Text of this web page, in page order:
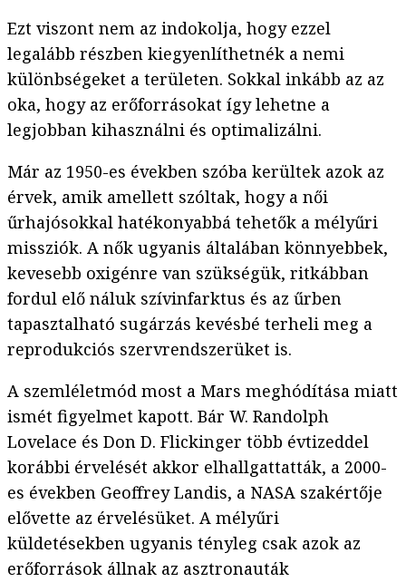
Ezt viszont nem az indokolja, hogy ezzel
legalább részben kiegyenlíthetnék a nemi
különbségeket a területen. Sokkal inkább az az
oka, hogy az erőforrásokat így lehetne a
legjobban kihasználni és optimalizálni.
Már az 1950-es években szóba kerültek azok az
érvek, amik amellett szóltak, hogy a női
űrhajósokkal hatékonyabbá tehetők a mélyűri
missziók. A nők ugyanis általában könnyebbek,
kevesebb oxigénre van szükségük, ritkábban
fordul elő náluk szívinfarktus és az űrben
tapasztalható sugárzás kevésbé terheli meg a
reprodukciós szervrendszerüket is.
A szemléletmód most a Mars meghódítása miatt
ismét figyelmet kapott. Bár W. Randolph
Lovelace és Don D. Flickinger több évtizeddel
korábbi érvelését akkor elhallgattatták, a 2000-
es években Geoffrey Landis, a NASA szakértője
elővette az érvelésüket. A mélyűri
küldetésekben ugyanis tényleg csak azok az
erőforrások állnak az asztronauták